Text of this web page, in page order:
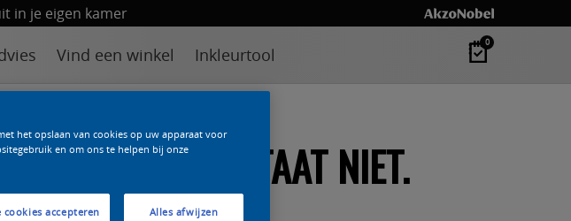
in je eigen kamer
Vind een winkel Inkleurtool
0
BEREIKEN BESTAAT NIET.
het opslaan van cookies op uw apparaat voor
en om ons te helpen bij onze
Alles afwijzen
cookies accepteren